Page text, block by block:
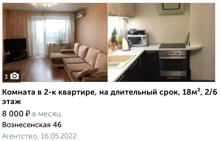
3
Комната в 2-к квартире, на длительный срок, 18м², 2/6
этаж
8 000 ₽ в месяц
Вознесенская 46
Агентство, 16.05.2022